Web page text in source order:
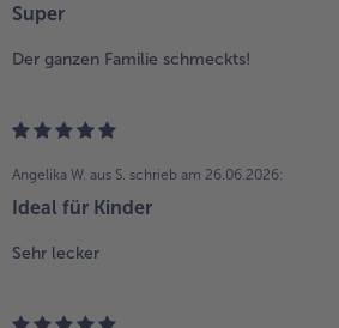
Super
Der ganzen Familie schmeckts!
Angelika W. aus S. schrieb am 26.06.2026:
Ideal für Kinder
Sehr lecker